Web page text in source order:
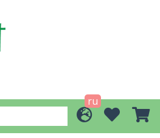
ru